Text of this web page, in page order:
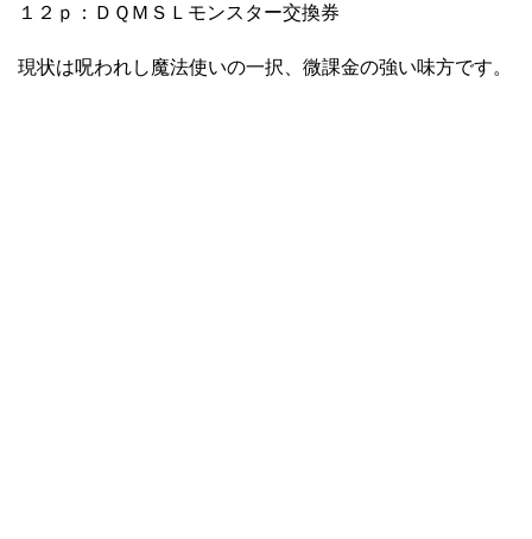
１２ｐ：ＤＱＭＳＬモンスター交換券
現状は呪われし魔法使いの一択、微課金の強い味方です。